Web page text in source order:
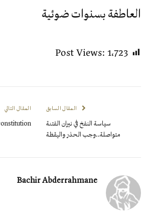
العاطفة بسنوات ضوئية
Post Views:1٬723
المقال السابق
سياسة النفخ في نيران الفتنة
متواصلة..وجب الحذر واليقظة
المقال التالي
!
Bachir Abderrahmane